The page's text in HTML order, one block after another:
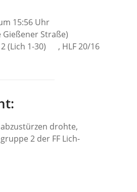
15:56 Uhr
Gießener Straße)
(Lich 1-30)
, HLF 20/16
drohte,
2 der FF Lich-